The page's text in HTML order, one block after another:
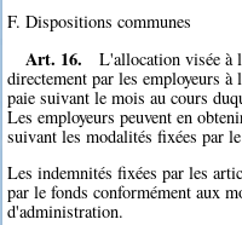
F. Dispositions communes
Art. 16.
L'allocation visée à
directement par les employeurs
paie suivant le mois au cours
Les employeurs peuvent en
suivant les modalités fixées par
Les indemnités fixées par les
par le fonds conformément aux
d'administration.